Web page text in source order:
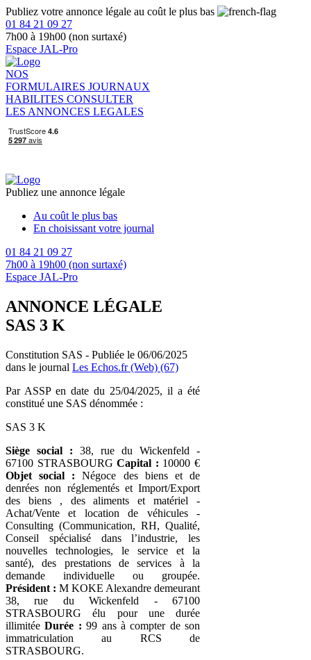
Publiez votre annonce légale au coût le plus bas
01 84 21 09 27
7h00 à 19h00 (non surtaxé)
Espace JAL-Pro
NOS
FORMULAIRES JOURNAUX
HABILITES CONSULTER
LES ANNONCES LEGALES
Publiez une annonce légale
Au coût le plus bas
En choisissant votre journal
01 84 21 09 27
7h00 à 19h00 (non surtaxé)
Espace JAL-Pro
ANNONCE LÉGALE
SAS 3 K
Constitution SAS - Publiée le 06/06/2025
dans le journal Les Echos.fr (Web) (67)
Par ASSP en date du 25/04/2025, il a été
constitué une SAS dénommée :
SAS 3 K
Siège social : 38, rue du Wickenfeld -
67100 STRASBOURGCapital : 10000 €
Objet social : Négoce des biens et de
denrées non réglementés et Import/Export
des biens , des aliments et matériel -
Achat/Vente et location de véhicules -
Consulting (Communication, RH, Qualité,
Conseil spécialisé dans l’industrie, les
nouvelles technologies, le service et la
santé), des prestations de services à la
demande individuelle ou groupée.
Président : M KOKE Alexandre demeurant
38, rue du Wickenfeld - 67100
STRASBOURG élu pour une durée
illimitéeDurée : 99 ans à compter de son
immatriculation au RCS de
STRASBOURG.